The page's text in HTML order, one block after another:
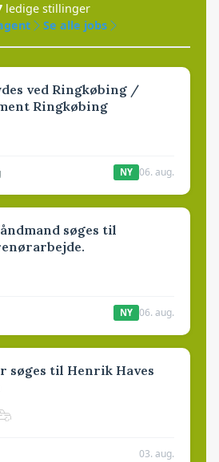
ledige stillinger
Se alle jobs
ved Ringkøbing /
Ringkøbing
NY 06. aug.
søges til
NY 06. aug.
søges til Henrik Haves
03. aug.